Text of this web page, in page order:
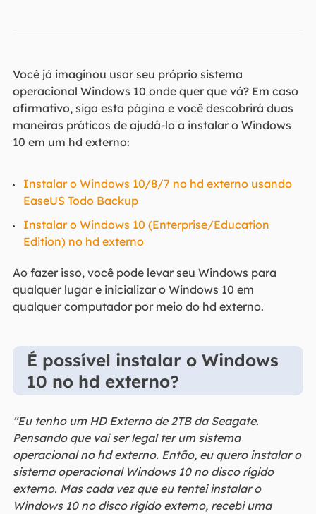
Você já imaginou usar seu próprio sistema
operacional Windows 10 onde quer que vá? Em caso
afirmativo, siga esta página e você descobrirá duas
maneiras práticas de ajudá-lo a instalar o Windows
10 em um hd externo:
Instalar o Windows 10/8/7 no hd externo usando
EaseUS Todo Backup
Instalar o Windows 10 (Enterprise/Education
Edition) no hd externo
Ao fazer isso, você pode levar seu Windows para
qualquer lugar e inicializar o Windows 10 em
qualquer computador por meio do hd externo.
É possível instalar o Windows
10 no hd externo?
"Eu tenho um HD Externo de 2TB da Seagate.
Pensando que vai ser legal ter um sistema
operacional no hd externo. Então, eu quero instalar o
sistema operacional Windows 10 no disco rígido
externo. Mas cada vez que eu tentei instalar o
Windows 10 no disco rígido externo, recebi uma